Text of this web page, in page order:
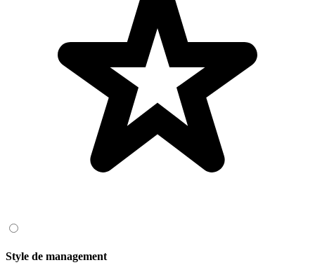
Style de management